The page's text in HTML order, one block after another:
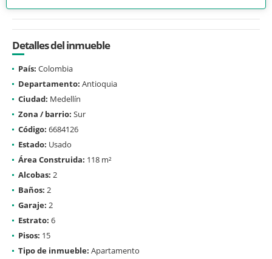
Detalles del inmueble
País: Colombia
Departamento: Antioquia
Ciudad: Medellín
Zona / barrio: Sur
Código: 6684126
Estado: Usado
Área Construida: 118 m²
Alcobas: 2
Baños: 2
Garaje: 2
Estrato: 6
Pisos: 15
Tipo de inmueble: Apartamento